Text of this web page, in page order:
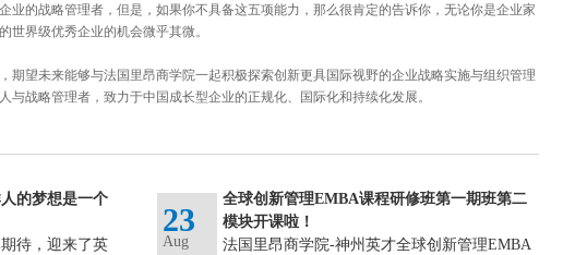
业的战略管理者，但是，如果你不具备这五项能力，那么很肯定的告诉你，无论你是企业家
世界级优秀企业的机会微乎其微。
期望未来能够与法国里昂商学院一起积极探索创新更具国际视野的企业战略实施与组织管理
与战略管理者，致力于中国成长型企业的正规化、国际化和持续化发展。
的梦想是一个
待，迎来了英
23
Aug
全球创新管理EMBA课程研修班第一期班第二
模块开课啦！
法国里昂商学院-神州英才全球创新管理EMBA